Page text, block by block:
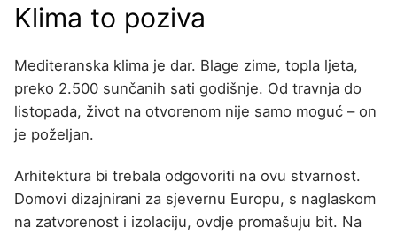
Klima to poziva
Mediteranska klima je dar. Blage zime, topla ljeta,
preko 2.500 sunčanih sati godišnje. Od travnja do
listopada, život na otvorenom nije samo moguć – on
je poželjan.
Arhitektura bi trebala odgovoriti na ovu stvarnost.
Domovi dizajnirani za sjevernu Europu, s naglaskom
na zatvorenost i izolaciju, ovdje promašuju bit. Na